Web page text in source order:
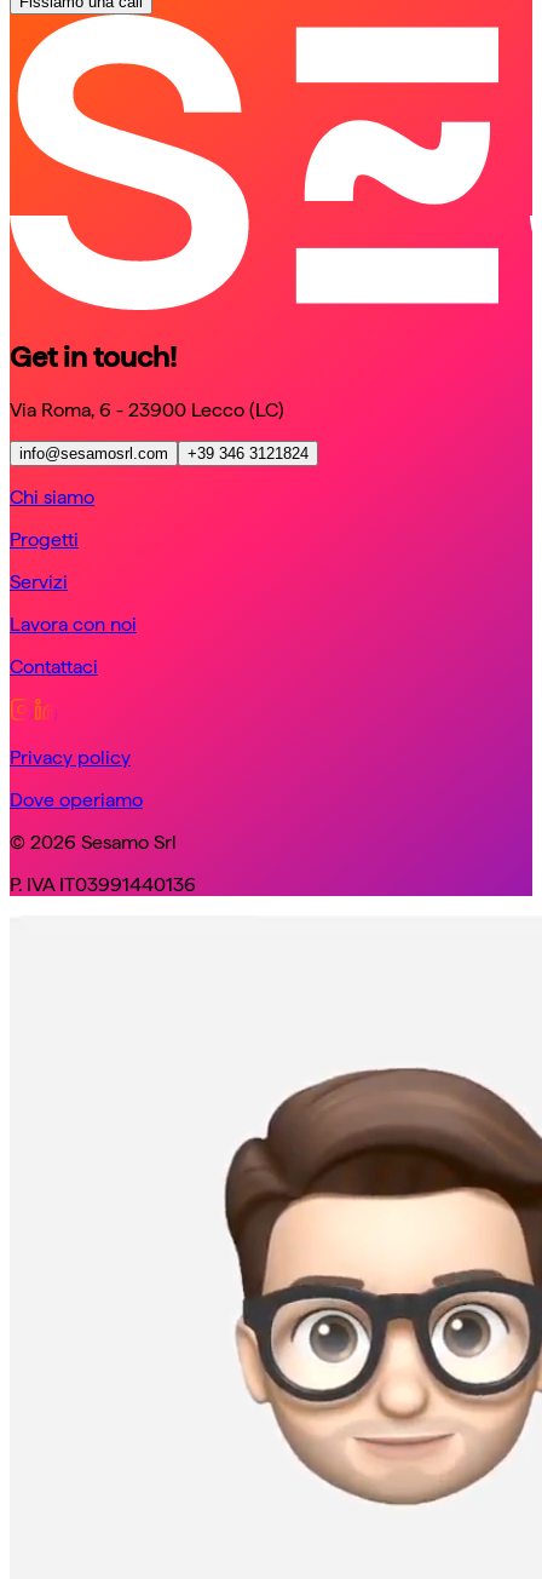
schedule a call
schedule a call
Get in touch!
Via Roma, 6 - 23900 Lecco (LC)
info@sesamosrl.com +39 346 3121824
Chi siamo
Progetti
Servizi
Lavora con noi
Contattaci
Privacy policy
Dove operiamo
© 2026 Sesamo Srl
P. IVA IT03991440136